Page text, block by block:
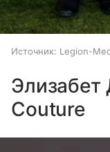
Источник: Legion-
Элизабет
Couture